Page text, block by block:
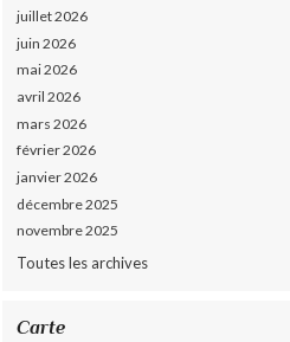
juillet 2026
juin 2026
mai 2026
avril 2026
mars 2026
février 2026
janvier 2026
décembre 2025
novembre 2025
Toutes les archives
Carte